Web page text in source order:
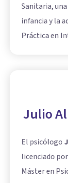
Sanitaria,
infancia y la
Práctica en
Julio
El psicólogo
licenciado
Máster en